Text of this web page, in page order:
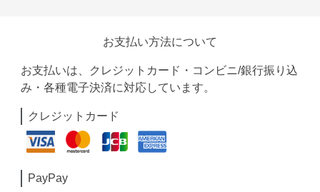
お支払い方法について
お支払いは、クレジットカード・コンビニ/銀行振り込
み・各種電子決済に対応しています。
クレジットカード
PayPay